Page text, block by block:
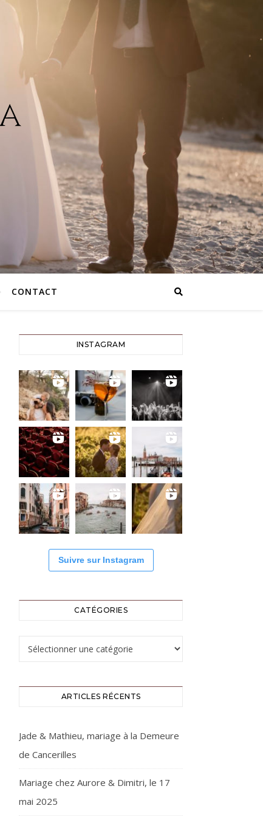
CONTACT
INSTAGRAM
Suivre sur Instagram
CATÉGORIES
Catégories
ARTICLES RÉCENTS
Jade & Mathieu, mariage à la Demeure
de Cancerilles
Mariage chez Aurore & Dimitri, le 17
mai 2025